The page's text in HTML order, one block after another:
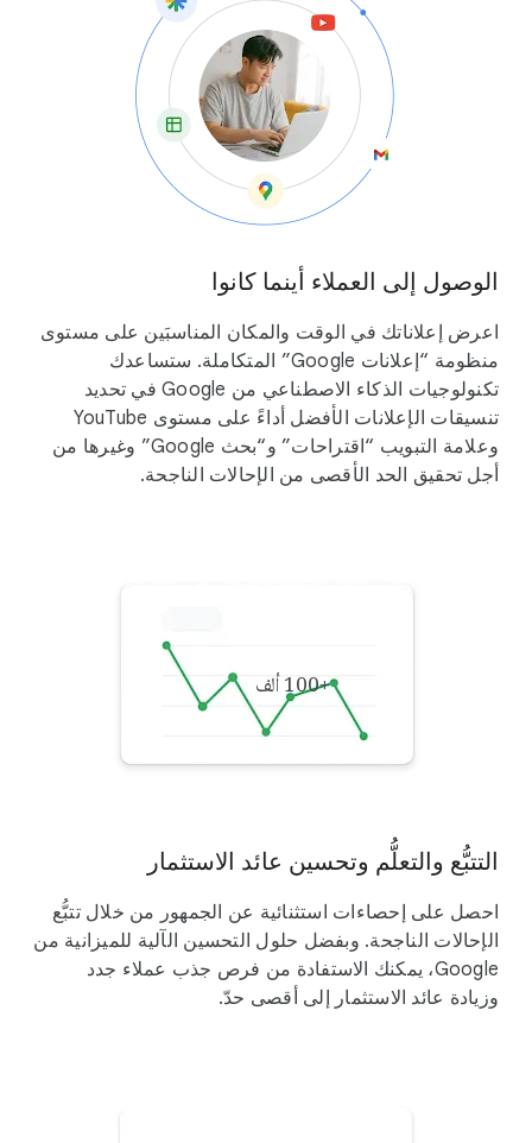
الوصول إلى العملاء أينما كانوا
اعرض إعلاناتك في الوقت والمكان المناسبَين على مستوى
منظومة “إعلانات Google” المتكاملة. ستساعدك
تكنولوجيات الذكاء الاصطناعي من Google في تحديد
تنسيقات الإعلانات الأفضل أداءً على مستوى YouTube
وعلامة التبويب “اقتراحات” و“بحث Google” وغيرها من
أجل تحقيق الحد الأقصى من الإحالات الناجحة.
‫+100 ألف
التتبُّع والتعلُّم وتحسين عائد الاستثمار
احصل على إحصاءات استثنائية عن الجمهور من خلال تتبُّع
الإحالات الناجحة. وبفضل حلول التحسين الآلية للميزانية من
Google، يمكنك الاستفادة من فرص جذب عملاء جدد
وزيادة عائد الاستثمار إلى أقصى حدّ.